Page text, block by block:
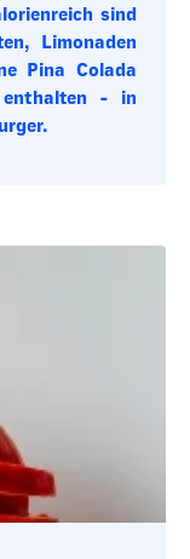
sind
Limonaden
Pina Colada
enthalten - in